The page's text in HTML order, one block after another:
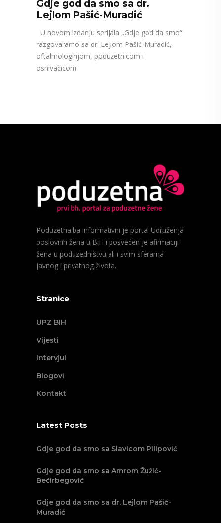
Gdje god da smo sa dr.
Lejlom Pašić-Muradić
U novom izdanju serijala „Gdje god da smo“
razgovaramo sa dr. Lejlom Pašić-Muradić,
oftalmologinjom, poduzetnicom i
osnivačicom
Poduzetna.ba informativni je portal Udruženja
poslovnih žena u BiH i posvećen je afirmaciji
žena u poduzedništvu ali i svim sferama
javnog i privatnog života.
Stranice
UPZ BIH
Vijesti
Intervjui
Blogovi
Kontakt
Latest Posts
Gdje god da smo sa Slavicom Pilipović
Gdje god da smo sa Amrom Žužić-
Bećirbegović
Gdje god da smo sa dr. Lejlom Pašić-
Muradić